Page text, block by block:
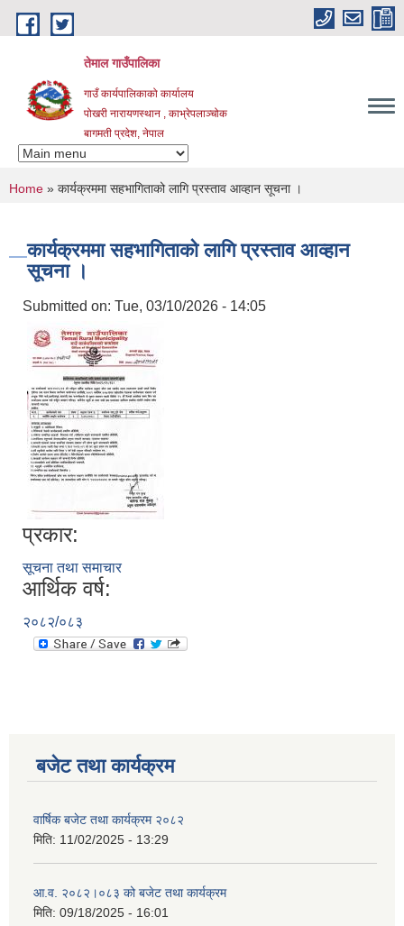
Skip to main content
तेमाल गाउँपालिका
गाउँ कार्यपालिकाको कार्यालय
पोखरी नारायणस्थान , काभ्रेपलाञ्चोक ‌‌‍‍‍‍‍‍
बागमती प्रदेश, नेपाल
You are here
Home » कार्यक्रममा सहभागिताको लागि प्रस्ताव आव्हान सूचना ।
कार्यक्रममा सहभागिताको लागि प्रस्ताव आव्हान
सूचना ।
Submitted on: Tue, 03/10/2026 - 14:05
प्रकार:
सूचना तथा समाचार
आर्थिक वर्ष:
२०८२/०८३
बजेट तथा कार्यक्रम
वार्षिक बजेट तथा कार्यक्रम २०८२
मिति: 11/02/2025 - 13:29
आ.व. २०८२।०८३ को बजेट तथा कार्यक्रम
मिति: 09/18/2025 - 16:01